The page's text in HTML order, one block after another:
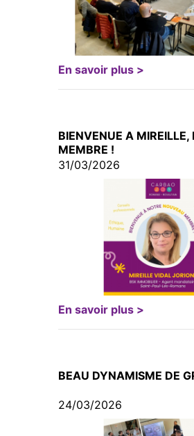
En savoir plus >
BIENVENUE A
MEMBRE !
31/03/2026
En savoir plus >
BEAU DYNAMISME DE
24/03/2026